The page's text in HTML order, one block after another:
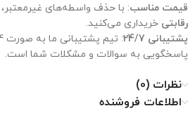
قیمت مناسب: با حذف واسطه‌های
رقابتی خریداری می‌کنید.
پشتیبانی 24/7
پاسخگویی به سوالات و مشکلات شما است.
نظرات (0)
اطلاعات فروشنده